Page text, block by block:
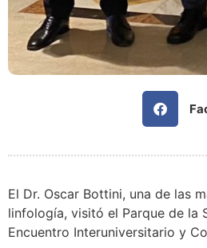
El Dr. Oscar Bottini, una de las
linfología, visitó el Parque de la
Encuentro Interuniversitario y